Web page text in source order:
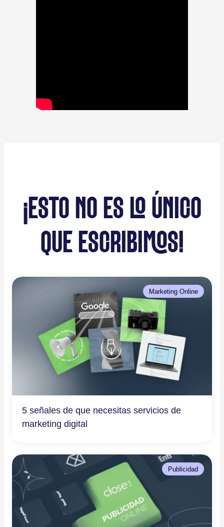
¡ESTO NO ES LO ÚNICO
QUE ESCRIBIMOS!
Marketing Online
5 señales de que necesitas servicios de
marketing digital
Publicidad